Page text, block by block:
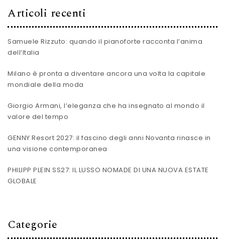
Articoli recenti
Samuele Rizzuto: quando il pianoforte racconta l’anima
dell’Italia
Milano è pronta a diventare ancora una volta la capitale
mondiale della moda
Giorgio Armani, l’eleganza che ha insegnato al mondo il
valore del tempo
GENNY Resort 2027: il fascino degli anni Novanta rinasce in
una visione contemporanea
PHILIPP PLEIN SS27: IL LUSSO NOMADE DI UNA NUOVA ESTATE
GLOBALE
Categorie